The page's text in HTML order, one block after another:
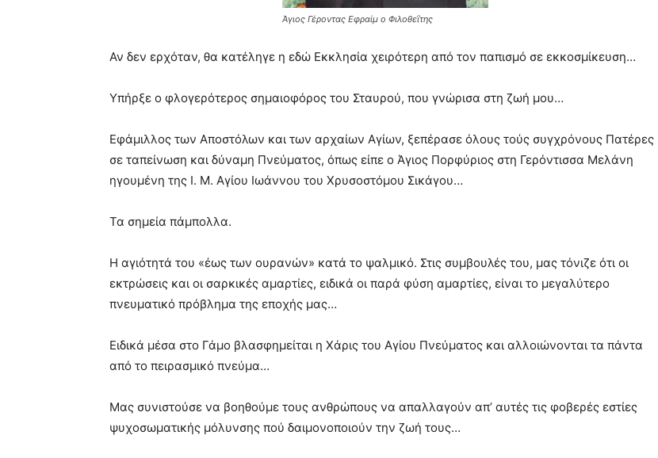
Άγιος Γέροντας Εφραίμ ο Φιλοθεΐτης
Αν δεν ερχόταν, θα κατέληγε η εδώ Εκκλησία χειρότερη από τον παπισμό σε εκκοσμίκευση…
Υπήρξε ο φλογερότερος σημαιοφόρος του Σταυρού, που γνώρισα στη ζωή μου…
Εφάμιλλος των Αποστόλων και των αρχαίων Αγίων, ξεπέρασε όλους τούς συγχρόνους Πατέρες
σε ταπείνωση και δύναμη Πνεύματος, όπως είπε ο Άγιος Πορφύριος στη Γερόντισσα Μελάνη
ηγουμένη της Ι. Μ. Αγίου Ιωάννου του Χρυσοστόμου Σικάγου…
Τα σημεία πάμπολλα.
Η αγιότητά του «έως των ουρανών» κατά το ψαλμικό. Στις συμβουλές του, μας τόνιζε ότι οι
εκτρώσεις και οι σαρκικές αμαρτίες, ειδικά οι παρά φύση αμαρτίες, είναι το μεγαλύτερο
πνευματικό πρόβλημα της εποχής μας…
Ειδικά μέσα στο Γάμο βλασφημείται η Χάρις του Αγίου Πνεύματος και αλλοιώνονται τα πάντα
από το πειρασμικό πνεύμα…
Μας συνιστούσε να βοηθούμε τους ανθρώπους να απαλλαγούν απ’ αυτές τις φοβερές εστίες
ψυχοσωματικής μόλυνσης πού δαιμονοποιούν την ζωή τους…